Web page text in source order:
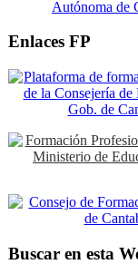
Enlaces FP
Buscar en esta